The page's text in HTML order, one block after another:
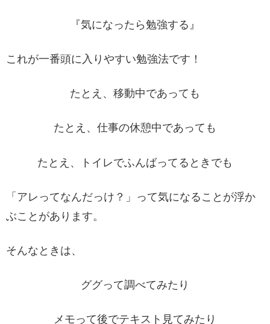
『気になったら勉強する』
これが一番頭に入りやすい勉強法です！
たとえ、移動中であっても
たとえ、仕事の休憩中であっても
たとえ、トイレでふんばってるときでも
「アレってなんだっけ？」って気になることが浮か
ぶことがあります。
そんなときは、
ググって調べてみたり
メモって後でテキスト見てみたり